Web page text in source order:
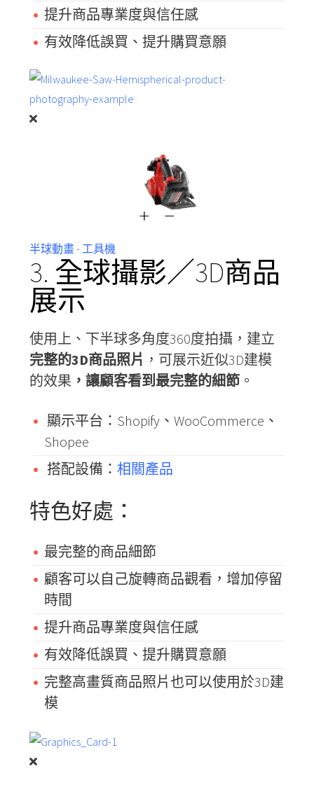
提升商品專業度與信任感
有效降低誤買、提升購買意願
半球動畫 - 工具機
3. 全球攝影／3D商品
展示
使用上、下半球多角度360度拍攝，建立
完整的3D商品照片 ，可展示近似3D建模
的效果 ，讓顧客看到最完整的細節 。
顯示平台：Shopify、WooCommerce、
Shopee
搭配設備： 相關產品
特色好處：
最完整的商品細節
顧客可以自己旋轉商品觀看，增加停留
時間
提升商品專業度與信任感
有效降低誤買、提升購買意願
完整高畫質商品照片也可以使用於3D建
模